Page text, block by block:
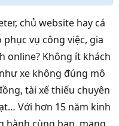
chủ website hay cá
vụ công việc, gia
online? Không ít khách
xe không đúng mô
tài xế thiếu chuyên
Với hơn 15 năm kinh